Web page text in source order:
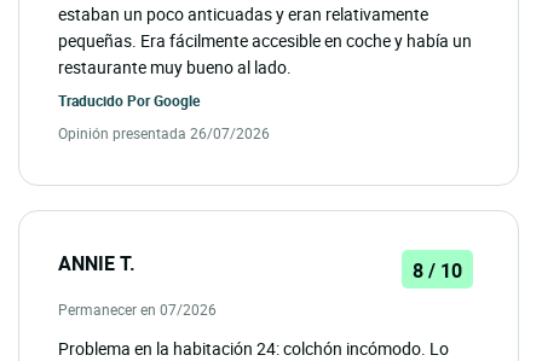
estaban un poco anticuadas y eran relativamente
pequeñas. Era fácilmente accesible en coche y había un
restaurante muy bueno al lado.
Traducido PorGoogle
Opinión presentada 26/07/2026
ANNIE T. 8 / 10
Permanecer en 07/2026
Problema en la habitación 24: colchón incómodo. Lo